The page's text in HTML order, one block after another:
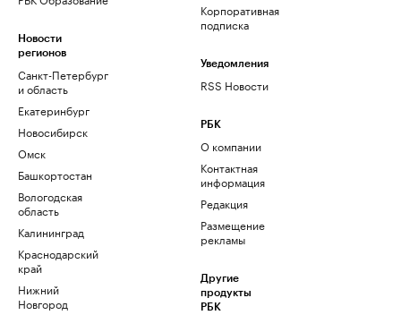
Новости
регионов
Санкт-Петербург
и область
Екатеринбург
Новосибирск
Омск
Башкортостан
Вологодская
область
Калининград
Краснодарский
край
Нижний
Новгород
Корпоративная
подписка
Уведомления
RSS Новости
РБК
О компании
Контактная
информация
Редакция
Размещение
рекламы
Другие
продукты
РБК